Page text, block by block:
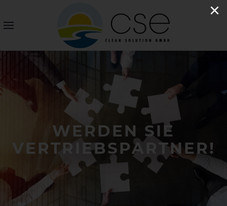
WERDEN SIE
VERTRIEBSPARTNER!
×